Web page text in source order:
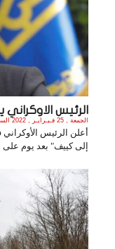
الرئيس
الجمعة , 25 فـبـرايـر , 2022 الساعة 7:32:00 PM
أعلن الرئيس
إلى كييف" بعد يوم على